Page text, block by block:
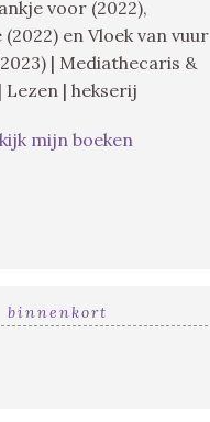
voor (2022),
en Vloek van vuur
| Mediathecaris &
Lezen | hekserij
mijn boeken
binnenkort